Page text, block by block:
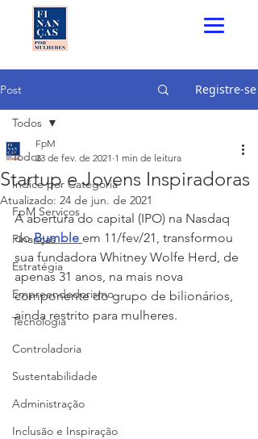
Post Registre-se
Todos
Índice por Categoria
FpM Serviços
Finanças
Estratégia
Empreendedorismo
Tecnologia
Controladoria
Sustentabilidade
Administração
Inclusão e Inspiração
Todos
Startup e Jovens Inspiradoras
FpM
23 de fev. de 2021 1 min de leitura
Atualizado: 24 de jun. de 2021
A abertura do capital (IPO) na Nasdaq
do Bumble em 11/fev/21, transformou
sua fundadora Whitney Wolfe Herd, de
apenas 31 anos, na mais nova
componente do grupo de bilionários,
ainda restrito para mulheres.